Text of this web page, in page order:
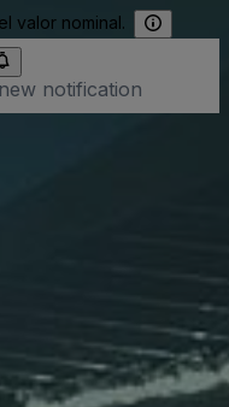
valor nominal.
notification